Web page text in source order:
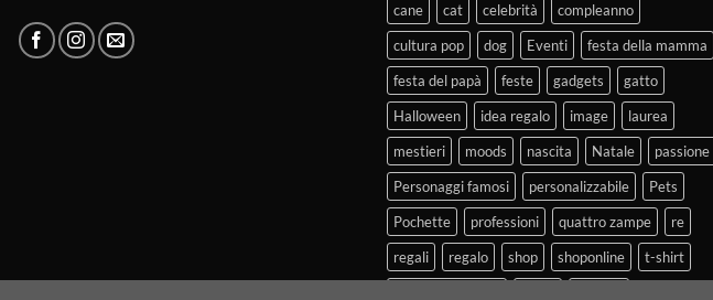
cane
cat celebrità
compleanno
cultura pop
dog Eventi
festa della mamma
festa del papà
feste gadgets
gatto
Halloween
idea regalo image
laurea
mestieri
moods nascita Natale
passione
Personaggi famosi
personalizzabile
Pets
Pochette
professioni quattro zampe
re
regali
regalo shop shoponline
t-shirt